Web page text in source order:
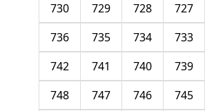
727
728
729
730
733
734
735
736
739
740
741
742
745
746
747
748